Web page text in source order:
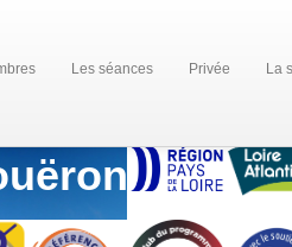
Les séances Privée La